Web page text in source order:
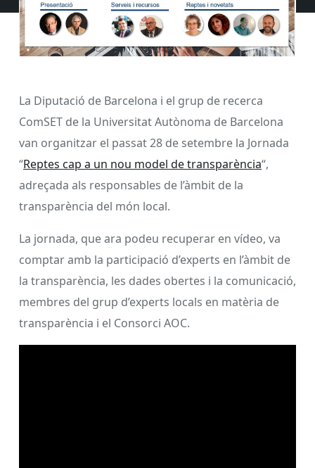
La Diputació de Barcelona i el grup de recerca
ComSET de la Universitat Autònoma de Barcelona
van organitzar el passat 28 de setembre la Jornada
“Reptes cap a un nou model de transparència“,
adreçada als responsables de l’àmbit de la
transparència del món local.
La jornada, que ara podeu recuperar en vídeo, va
comptar amb la participació d’experts en l’àmbit de
la transparència, les dades obertes i la comunicació,
membres del grup d’experts locals en matèria de
transparència i el Consorci AOC.